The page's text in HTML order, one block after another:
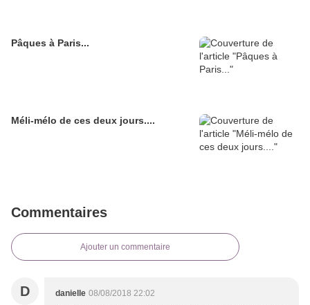
Pâques à Paris...
Méli-mélo de ces deux jours....
Commentaires
Ajouter un commentaire
D danielle 08/08/2018 22:02